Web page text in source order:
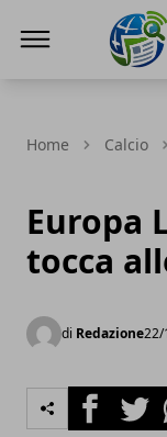
Home Calcio
Europa
tocca
di Redazione22/
Facebook